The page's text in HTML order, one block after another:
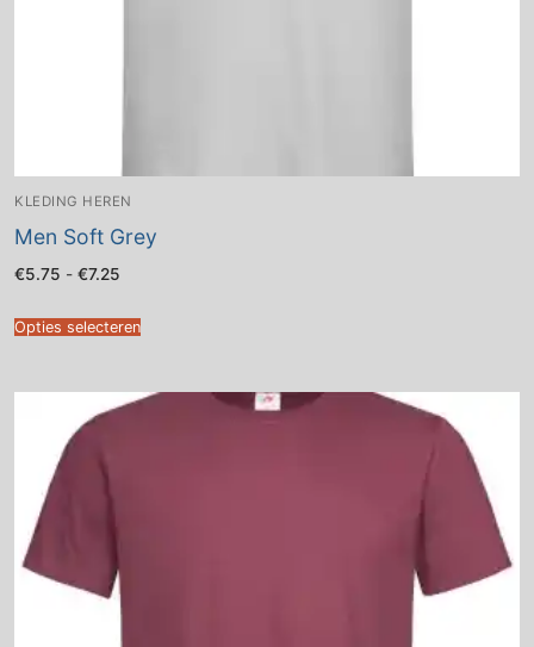
KLEDING HEREN
Men Soft Grey
€5.75 - €7.25
€7.25
Opties selecteren